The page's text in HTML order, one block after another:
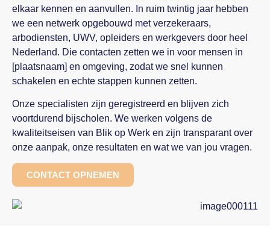
elkaar kennen en aanvullen. In ruim twintig jaar hebben
we een netwerk opgebouwd met verzekeraars,
arbodiensten, UWV, opleiders en werkgevers door heel
Nederland. Die contacten zetten we in voor mensen in
[plaatsnaam] en omgeving, zodat we snel kunnen
schakelen en echte stappen kunnen zetten.
Onze specialisten zijn geregistreerd en blijven zich
voortdurend bijscholen. We werken volgens de
kwaliteitseisen van Blik op Werk en zijn transparant over
onze aanpak, onze resultaten en wat we van jou vragen.
CONTACT OPNEMEN